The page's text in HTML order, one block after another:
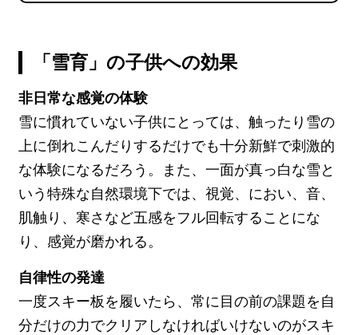
「雪育」の子供への効果
非日常な感覚の体験
雪に慣れていない子供にとっては、触ったり雪の
上に倒れこんだりするだけでも十分新鮮で刺激的
な体験になるだろう。また、一面が真っ白な雪と
いう特殊な自然環境下では、視覚、におい、音、
肌触り、寒さなど五感をフル回転することにな
り、感覚が磨かれる。
自律性の発達
一度スキー板を履いたら、常に目の前の課題を自
分だけの力でクリアしなければいけないのがスキ